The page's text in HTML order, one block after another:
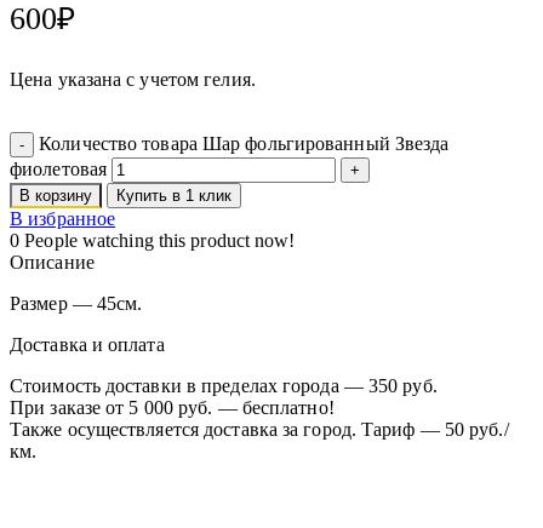
600₽
Цена указана с учетом гелия.
Количество товара Шар фольгированный Звезда
фиолетовая
В корзину Купить в 1 клик
В избранное
0 People watching this product now!
Описание
Размер — 45см.
Доставка и оплата
Стоимость доставки в пределах города — 350 руб.
При заказе от 5 000 руб. — бесплатно!
Также осуществляется доставка за город. Тариф — 50 руб./
км.